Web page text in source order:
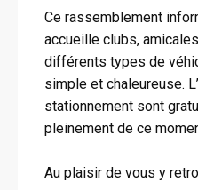
Ce rassemblement
accueille clubs,
différents types de
simple et chaleureuse.
stationnement sont
pleinement de ce
Au plaisir de vous y